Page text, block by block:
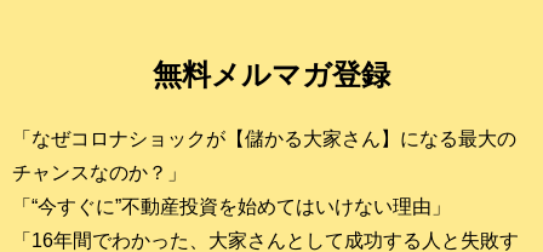
無料メルマガ登録
「なぜコロナショックが【儲かる大家さん】になる最大の
チャンスなのか？」
「“今すぐに”不動産投資を始めてはいけない理由」
「16年間でわかった、大家さんとして成功する人と失敗す